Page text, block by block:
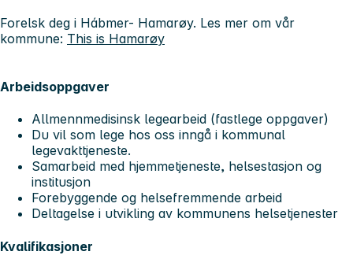
Forelsk deg i Hábmer- Hamarøy. Les mer om vår
kommune: This is Hamarøy
Arbeidsoppgaver
Allmennmedisinsk legearbeid (fastlege oppgaver)
Du vil som lege hos oss inngå i kommunal
legevakttjeneste.
Samarbeid med hjemmetjeneste, helsestasjon og
institusjon
Forebyggende og helsefremmende arbeid
Deltagelse i utvikling av kommunens helsetjenester
Kvalifikasjoner